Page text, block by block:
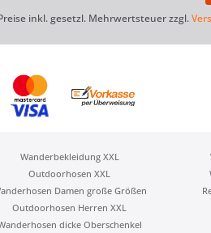
inkl. gesetzl. Mehrwertsteuer zzgl.
Wanderbekleidung XXL
Outdoorhosen XXL
Damen große Größen
Outdoorhosen Herren XXL
dicke Oberschenkel